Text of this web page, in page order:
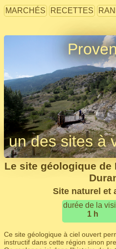
MARCHÉS RECETTES
un des sites à
Le site géologique de
Site naturel et
durée de la
1 h
Ce site géologique à ciel ouvert
instructif dans cette région sinon